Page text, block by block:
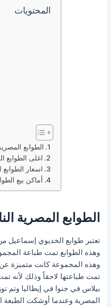
المحتويات
الطوابع
اغلى الطوابع
اسعار الطوابع
أماكن بيع
الطوابع المصرية
تعتبر طوابع الخديوي إسماعيل
وهذه المجموعة كانت متميزة
تمت طباعتها لاحقاً وذلك لأنه
بيلاس في جنوا في إيطاليا وتم
المصرية وعندما أوشكت الطبعة